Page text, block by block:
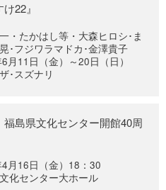
22』
・たかはし等・大森ヒロシ･ま
･フジワラマドカ･金澤貴子
月11日（金）～20日（日）
･スズナリ
福島県文化センター開館40周
4月16日（金）18：30
化センター大ホール